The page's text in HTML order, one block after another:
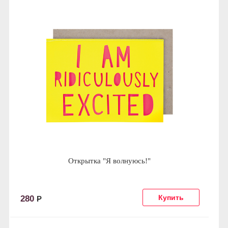
Открытка "Я волнуюсь!"
280 Р